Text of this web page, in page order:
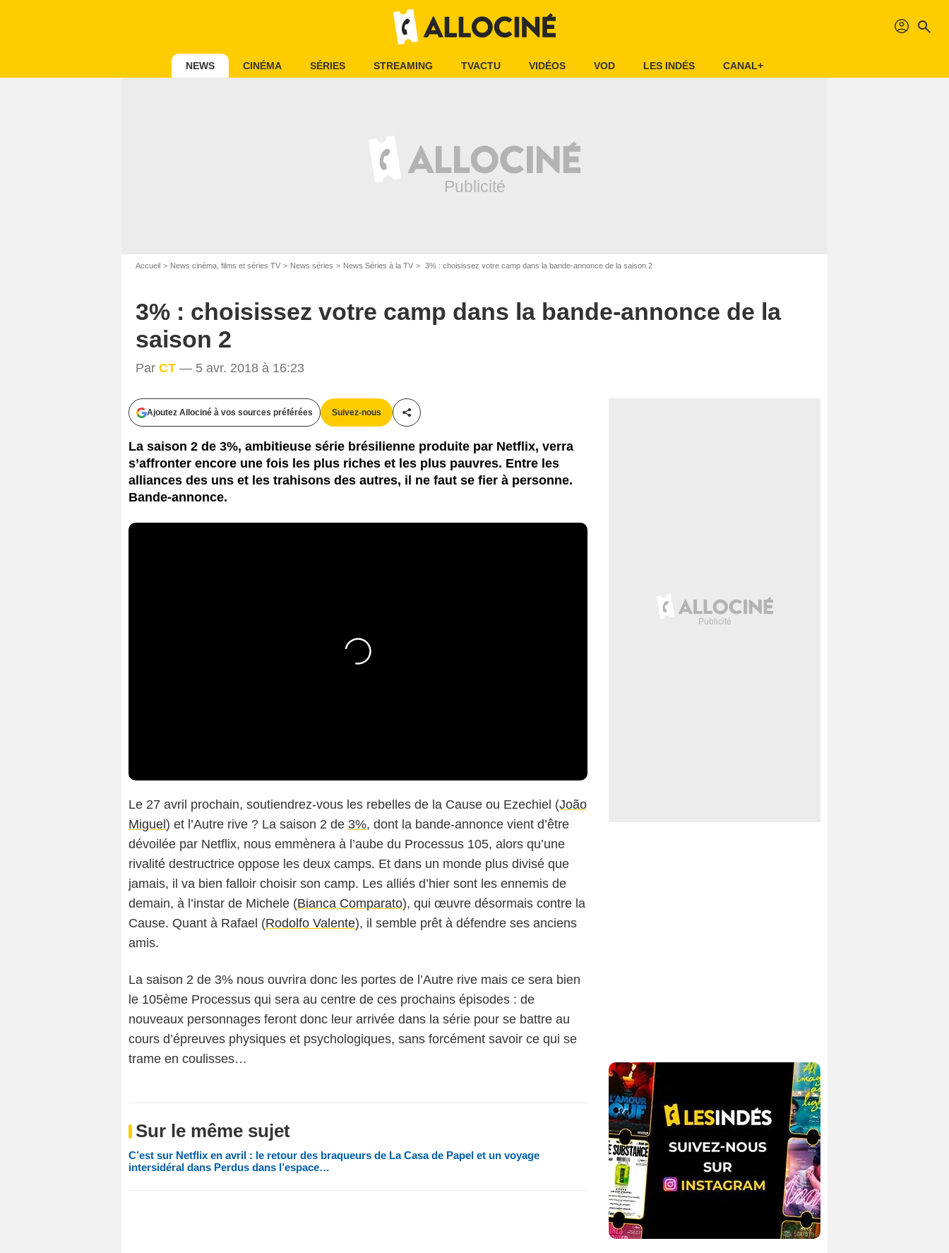
profil search
NEWS CINÉMA SÉRIES STREAMING TVACTU VIDÉOS VOD LES INDÉS CANAL+
Accueil News cinéma, films et séries TV News séries News Séries à la TV 3% : choisissez votre camp dans la bande-annonce de la saison 2
3% : choisissez votre camp dans la bande-annonce de la
saison 2
Par CT — 5 avr. 2018 à 16:23
Ajoutez Allociné à vos sources préférées Suivez-nous
Partager cet article
La saison 2 de 3%, ambitieuse série brésilienne produite par Netflix, verra
s’affronter encore une fois les plus riches et les plus pauvres. Entre les
alliances des uns et les trahisons des autres, il ne faut se fier à personne.
Bande-annonce.
Le 27 avril prochain, soutiendrez-vous les rebelles de la Cause ou Ezechiel (João
Miguel ) et l’Autre rive ? La saison 2 de 3%, dont la bande-annonce vient d’être
dévoilée par Netflix, nous emmènera à l’aube du Processus 105, alors qu’une
rivalité destructrice oppose les deux camps. Et dans un monde plus divisé que
jamais, il va bien falloir choisir son camp. Les alliés d’hier sont les ennemis de
demain, à l’instar de Michele (Bianca Comparato), qui œuvre désormais contre la
Cause. Quant à Rafael (Rodolfo Valente), il semble prêt à défendre ses anciens
amis.
La saison 2 de 3% nous ouvrira donc les portes de l’Autre rive mais ce sera bien
le 105ème Processus qui sera au centre de ces prochains épisodes : de
nouveaux personnages feront donc leur arrivée dans la série pour se battre au
cours d’épreuves physiques et psychologiques, sans forcément savoir ce qui se
trame en coulisses…
Sur le même sujet
C’est sur Netflix en avril : le retour des braqueurs de La Casa de Papel et un voyage
intersidéral dans Perdus dans l’espace…